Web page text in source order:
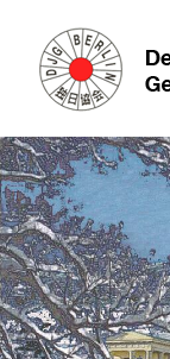
content